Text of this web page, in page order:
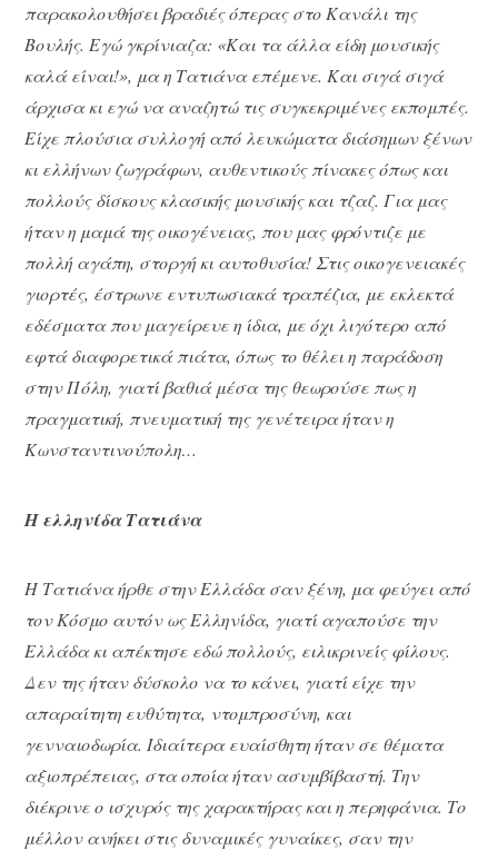
παρακολουθήσει βραδιές όπερας στο Κανάλι της
Βουλής. Εγώ γκρίνιαζα: «Και τα άλλα είδη μουσικής
καλά είναι!», μα η Τατιάνα επέμενε. Και σιγά σιγά
άρχισα κι εγώ να αναζητώ τις συγκεκριμένες εκπομπές.
Είχε πλούσια συλλογή από λευκώματα διάσημων ξένων
κι ελλήνων ζωγράφων, αυθεντικούς πίνακες όπως και
πολλούς δίσκους κλασικής μουσικής και τζαζ. Για μας
ήταν η μαμά της οικογένειας, που μας φρόντιζε με
πολλή αγάπη, στοργή κι αυτοθυσία! Στις οικογενειακές
γιορτές, έστρωνε εντυπωσιακά τραπέζια, με εκλεκτά
εδέσματα που μαγείρευε η ίδια, με όχι λιγότερο από
εφτά διαφορετικά πιάτα, όπως το θέλει η παράδοση
στην Πόλη, γιατί βαθιά μέσα της θεωρούσε πως η
πραγματική, πνευματική της γενέτειρα ήταν η
Κωνσταντινούπολη…
Η ελληνίδα Τατιάνα
Η Τατιάνα ήρθε στην Ελλάδα σαν ξένη, μα φεύγει από
τον Κόσμο αυτόν ως Ελληνίδα, γιατί αγαπούσε την
Ελλάδα κι απέκτησε εδώ πολλούς, ειλικρινείς φίλους.
Δεν της ήταν δύσκολο να το κάνει, γιατί είχε την
απαραίτητη ευθύτητα, ντομπροσύνη, και
γενναιοδωρία. Ιδιαίτερα ευαίσθητη ήταν σε θέματα
αξιοπρέπειας, στα οποία ήταν ασυμβίβαστή. Την
διέκρινε ο ισχυρός της χαρακτήρας και η περηφάνια. Το
μέλλον ανήκει στις δυναμικές γυναίκες, σαν την